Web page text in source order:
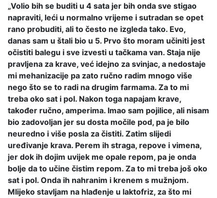
„Volio bih se buditi u 4 sata jer bih onda sve stigao
napraviti, leći u normalno vrijeme i sutradan se opet
rano probuditi, ali to često ne izgleda tako. Evo,
danas sam u štali bio u 5. Prvo što moram učiniti jest
očistiti balegu i sve izvesti u tačkama van. Staja nije
pravljena za krave, već idejno za svinjac, a nedostaje
mi mehanizacije pa zato ručno radim mnogo više
nego što se to radi na drugim farmama. Za to mi
treba oko sat i pol. Nakon toga napajam krave,
također ručno, amperima. Imao sam pojilice, ali nisam
bio zadovoljan jer su dosta močile pod, pa je bilo
neuredno i više posla za čistiti. Zatim slijedi
uređivanje krava. Perem ih straga, repove i vimena,
jer dok ih dojim uvijek me opale repom, pa je onda
bolje da to učine čistim repom. Za to mi treba još oko
sat i pol. Onda ih nahranim i krenem s mužnjom.
Mlijeko stavljam na hlađenje u laktofriz, za što mi